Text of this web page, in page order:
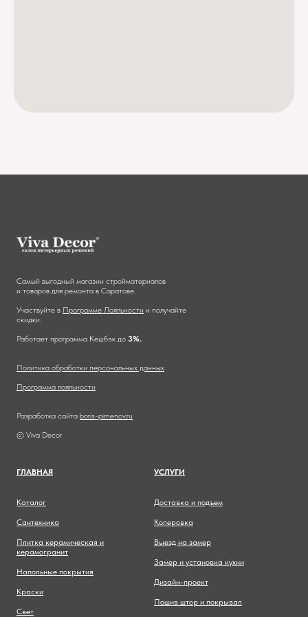
Самый выгодный магазин стройматериалов
и товаров для ремонта в Саратове.
Участвуйте в Программе Лояльности и получайте
скидки.
Работает программа Кешбэк до 3%.
Политика обработки персональных данных
Программа лояльности
Разработка сайта boris-pimenov.ru
© Viva Decor
ГЛАВНАЯ
Каталог
Сантехника
Плитка керамическая и
керамогранит
Напольные покрытия
Краски
Свет
УСЛУГИ
Доставка и подъем
Колеровка
Выезд на замер
Замер и установка кухни
Дизайн-проект
Пошив штор и покрывал